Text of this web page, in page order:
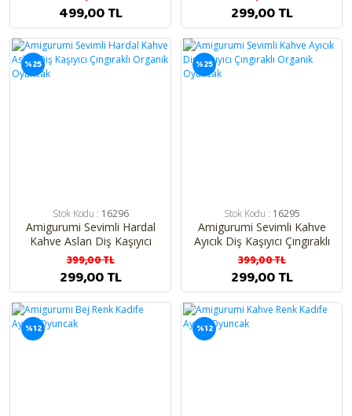
499,00 TL 299,00 TL
%25
Stok Kodu : 16296
Amigurumi Sevimli Hardal
Kahve Aslan Diş Kaşıyıcı
Çıngıraklı Organik Oyuncak
399,00 TL
299,00 TL
%25
Stok Kodu : 16295
Amigurumi Sevimli Kahve
Ayıcık Diş Kaşıyıcı Çıngıraklı
Organik Oyuncak
399,00 TL
299,00 TL
%12 %12